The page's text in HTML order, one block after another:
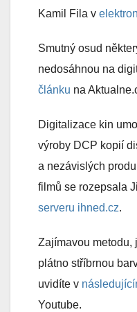
Kamil Fila v
Smutný osud
nedosáhnou na
článku na
Digitalizace kin
výroby DCP kopií
a nezávislých
filmů se rozepsala
serveru ihned.cz.
Zajímavou metodu,
plátno stříbrnou
uvidíte v
Youtube.